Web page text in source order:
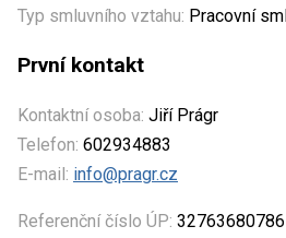
Typ smluvního vztahu: Pracovní
První kontakt
Kontaktní osoba: Jiří Prágr
Telefon: 602934883
E-mail: info@pragr.cz
Referenční číslo ÚP: 32763680786